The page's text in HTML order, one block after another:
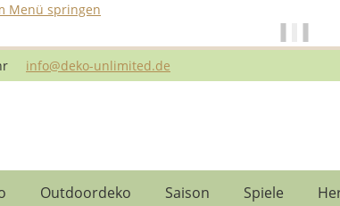
Menü springen
info@deko-unlimited.de
Outdoordeko Saison Spiele